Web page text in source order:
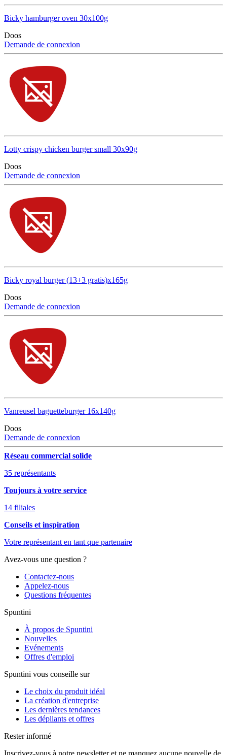
Bicky hamburger oven 30x100g
Doos
Demande de connexion
Lotty crispy chicken burger small 30x90g
Doos
Demande de connexion
Bicky royal burger (13+3 gratis)x165g
Doos
Demande de connexion
Vanreusel baguetteburger 16x140g
Doos
Demande de connexion
Réseau commercial solide
35 représentants
Toujours à votre service
14 filiales
Conseils et inspiration
Votre représentant en tant que partenaire
Avez-vous une question ?
Contactez-nous
Appelez-nous
Questions fréquentes
Spuntini
À propos de Spuntini
Nouvelles
Evénements
Offres d'emploi
Spuntini vous conseille sur
Le choix du produit idéal
La création d'entreprise
Les dernières tendances
Les dépliants et offres
Rester informé